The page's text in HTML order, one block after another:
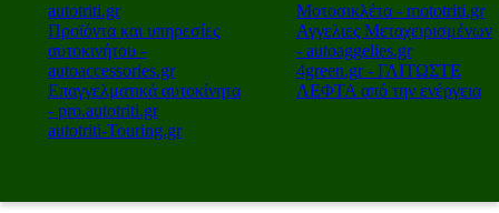
autotriti.gr
Προϊόντα και υπηρεσίες
αυτοκινήτου -
autoaccessories.gr
Επαγγελματικά αυτοκίνητα
- pro.autotriti.gr
autotriti-Touring.gr
Μοτοσικλέτα - mototriti.gr
Αγγελιες Μεταχειρισμένων
- autoaggelies.gr
4green.gr - ΓΛΙΤΩΣΤΕ
ΛΕΦΤΑ από την ενέργεια